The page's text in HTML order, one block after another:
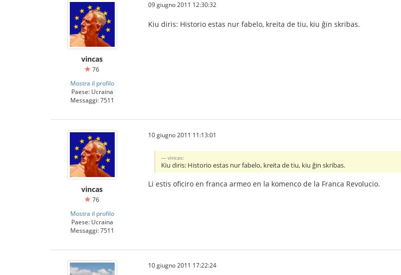
vincas
76
Mostra il profilo
Paese: Ucraina
Messaggi: 7511
09 giugno 2011 12:30:32
Kiu diris: Historio estas nur fabelo, kreita de tiu, kiu ĝin skribas.
vincas
76
Mostra il profilo
Paese: Ucraina
Messaggi: 7511
10 giugno 2011 11:13:01
vincas:
Kiu diris: Historio estas nur fabelo, kreita de tiu, kiu ĝin skribas.
Li estis oficiro en franca armeo en la komenco de la Franca Revolucio.
10 giugno 2011 17:22:24